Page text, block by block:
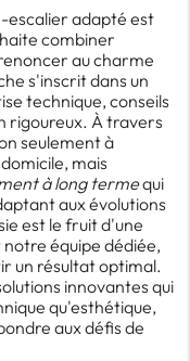
escalier adapté est
combiner
au charme
s'inscrit dans un
technique, conseils
rigoureux. À travers
seulement à
mais
à long termequi
aux évolutions
est le fruit d'une
équipe dédiée,
un résultat optimal.
innovantes qui
qu'esthétique,
aux défis de